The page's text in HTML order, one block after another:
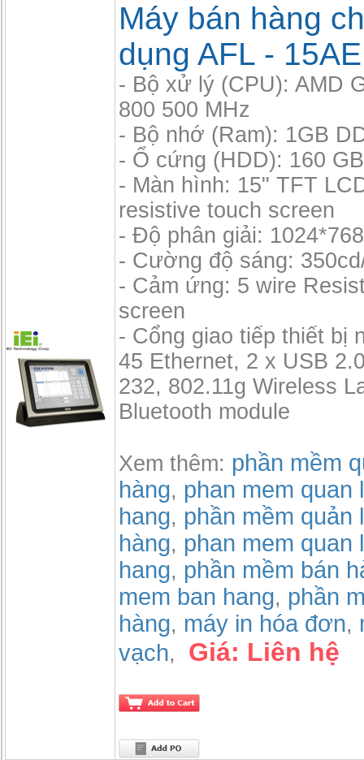
Máy bán hàng
dụng AFL - 15AE
- Bộ xử lý (CPU): AMD
800 500 MHz
- Bộ nhớ (Ram): 1GB
- Ổ cứng (HDD): 160
- Màn hình: 15" TFT
resistive touch screen
- Độ phân giải:
- Cường độ sáng:
- Cảm ứng: 5 wire
screen
- Cổng giao tiếp thiết bị
45 Ethernet, 2 x USB
232, 802.11g Wireless
Bluetooth module
Xem thêm: phần mềm
hàng, phan mem quan
hang, phần mềm quản
hàng, phan mem quan
hang, phần mềm bán
mem ban hang, phần
hàng, máy in hóa đơn,
vạch, Giá: Liên hệ